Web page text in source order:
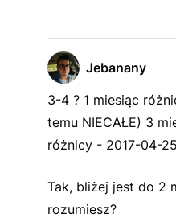
Jebanany
3-4 ? 1 miesiąc
temu NIECAŁE) 3
różnicy - 2017-04-25
Tak, bliżej jest do 2
rozumiesz?